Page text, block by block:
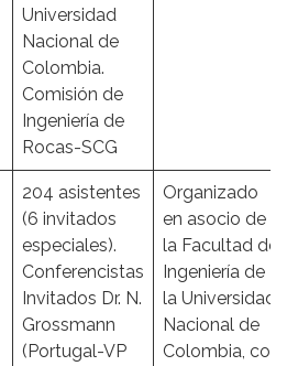
Universidad
Nacional de
Colombia.
Comisión de
Ingeniería de
Rocas-SCG
204 asistentes
(6 invitados
especiales).
Conferencistas
Invitados Dr. N.
Grossmann
(Portugal-VP
Organizado
en asocio de
la Facultad de
Ingeniería de
la Universidad
Nacional de
Colombia, con